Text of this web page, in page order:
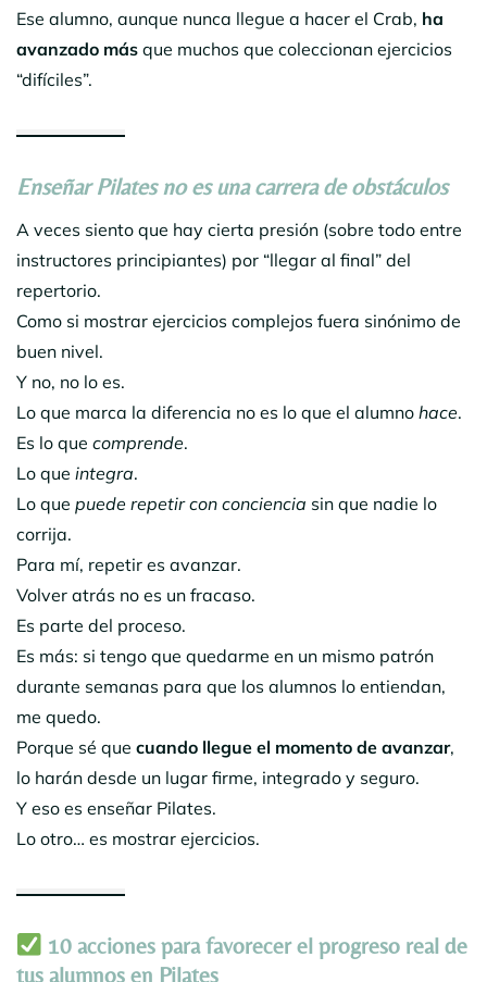
Ese alumno, aunque nunca llegue a hacer el Crab, ha
avanzado más que muchos que coleccionan ejercicios
“difíciles”.
Enseñar Pilates no es una carrera de obstáculos
A veces siento que hay cierta presión (sobre todo entre
instructores principiantes) por “llegar al final” del
repertorio.
Como si mostrar ejercicios complejos fuera sinónimo de
buen nivel.
Y no, no lo es.
Lo que marca la diferencia no es lo que el alumno hace.
Es lo que comprende.
Lo que integra.
Lo que puede repetir con conciencia sin que nadie lo
corrija.
Para mí, repetir es avanzar.
Volver atrás no es un fracaso.
Es parte del proceso.
Es más: si tengo que quedarme en un mismo patrón
durante semanas para que los alumnos lo entiendan,
me quedo.
Porque sé que cuando llegue el momento de avanzar,
lo harán desde un lugar firme, integrado y seguro.
Y eso es enseñar Pilates.
Lo otro… es mostrar ejercicios.
10 acciones para favorecer el progreso real de
tus alumnos en Pilates